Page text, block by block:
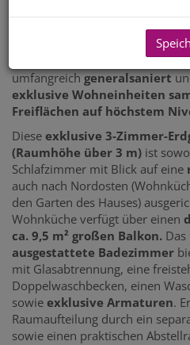
Verkehrsnetz angebunden!
ehemalige
(spätes 19. Jahrhundert) wurde
umfangreichgeneralsaniert
exklusive Wohneinheiten
Freiflächen auf höchstem
Diese exklusive 3-Zimmer-
(Raumhöhe über 3 m) ist
Schlafzimmer mit Blick auf eine
auch nach Nordosten
den Garten des Hauses)
Wohnküche verfügt über einen
ca. 9,5 m² großen Balkon. Das
ausgestattete Badezimmer
mit Glasabtrennung, eine
Doppelwaschbecken, einen
sowie exklusive Armaturen.
Raumaufteilung durch ein
sowie einen praktischen